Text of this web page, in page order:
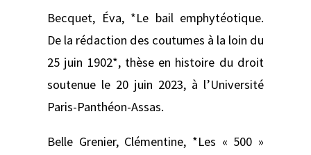
Becquet, Éva, *Le bail emphytéotique.
De la rédaction des coutumes à la loin du
25 juin 1902*, thèse en histoire du droit
soutenue le 20 juin 2023, à l’Université
Paris-Panthéon-Assas.
Belle Grenier, Clémentine, *Les « 500 »